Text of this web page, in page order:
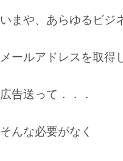
いまや、あらゆるビジ
メールアドレスを取得
広告送って．．．
そんな必要がなく